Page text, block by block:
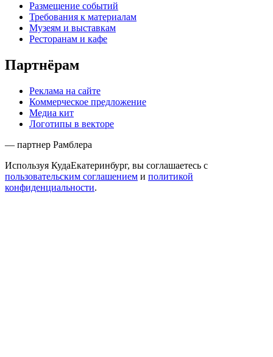
Размещение событий
Требования к материалам
Музеям и выставкам
Ресторанам и кафе
Партнёрам
Реклама на сайте
Коммерческое предложение
Медиа кит
Логотипы в векторе
— партнер Рамблера
Используя КудаЕкатеринбург, вы соглашаетесь с
пользовательским соглашением и политикой
конфиденциальности.